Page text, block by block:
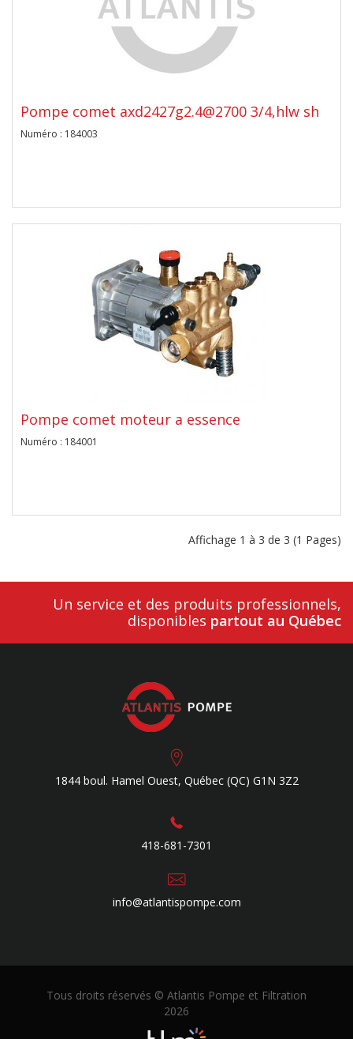
Pompe comet axd2427g2.4@2700 3/4,hlw sh
Numéro : 184003
Pompe comet moteur a essence
Numéro : 184001
Affichage 1 à 3 de 3 (1 Pages)
Un service et des produits professionnels,
disponibles partout au Québec
1844 boul. Hamel Ouest, Québec (QC) G1N 3Z2
418-681-7301
info@atlantispompe.com
Tous droits réservés © Atlantis Pompe et Filtration
2026